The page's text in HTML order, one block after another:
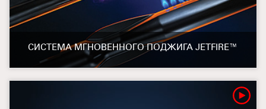
СИСТЕМА МГНОВЕННОГО ПОДЖИГА JETFIRE™